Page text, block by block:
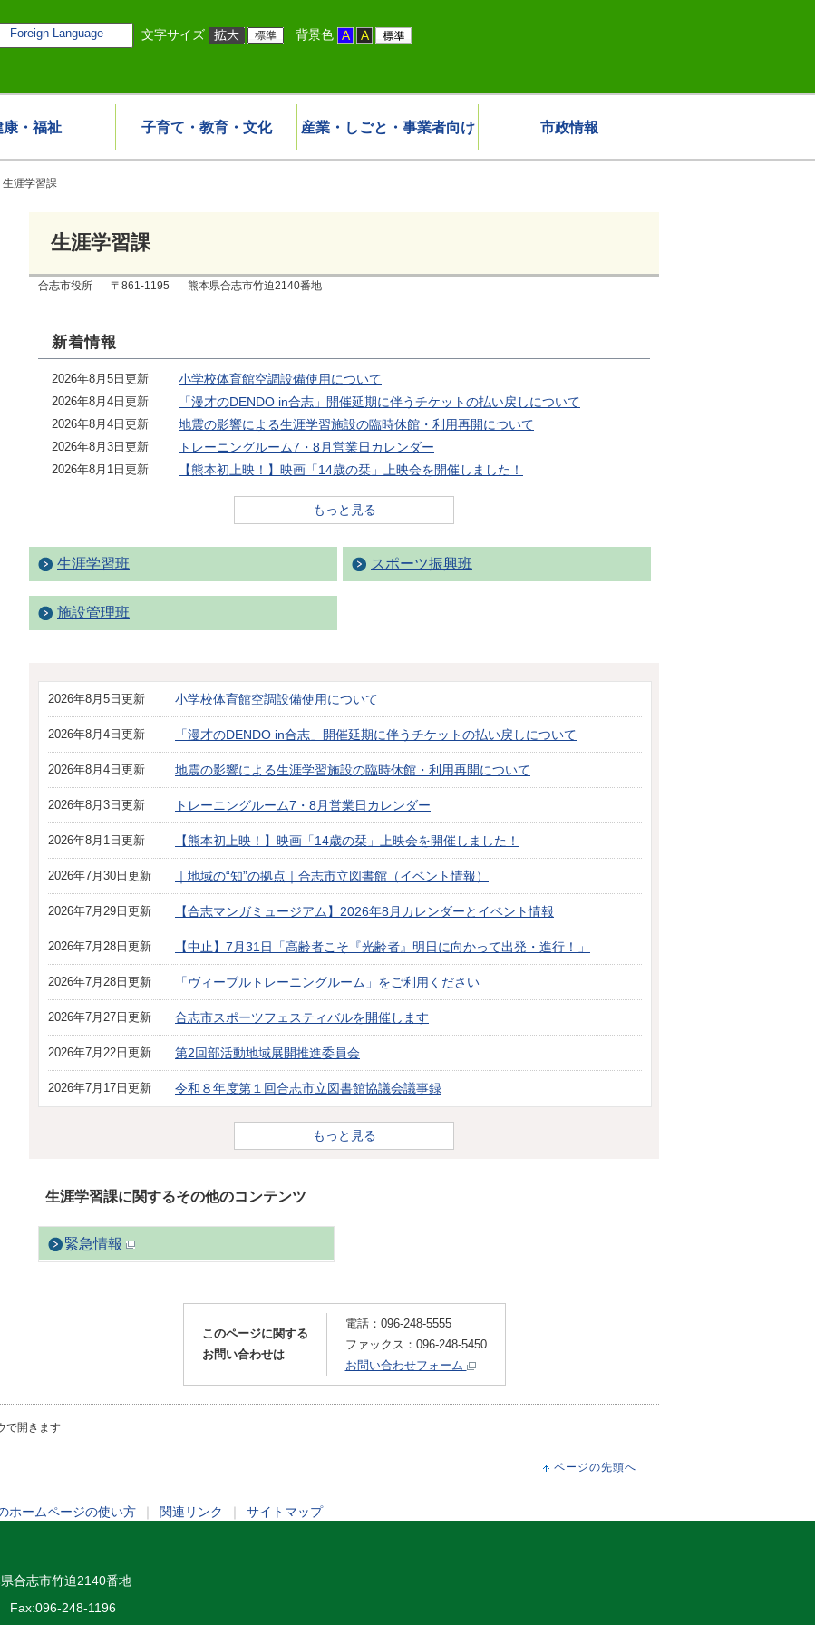
Foreign Language 文字サイズ 背景色
康・福祉 子育て・教育・文化 産業・しごと・事業者向け 市政情報
涯学習課
生涯学習課
合志市役所 〒861-1195 熊本県合志市竹迫2140番地
新着情報
2026年8月5日更新 小学校体育館空調設備使用について
2026年8月4日更新 「漫才のDENDO in合志」開催延期に伴うチケットの払い戻しについて
2026年8月4日更新 地震の影響による生涯学習施設の臨時休館・利用再開について
2026年8月3日更新 トレーニングルーム7・8月営業日カレンダー
2026年8月1日更新 【熊本初上映！】映画「14歳の栞」上映会を開催しました！
もっと見る
生涯学習班 スポーツ振興班
施設管理班
2026年8月5日更新 小学校体育館空調設備使用について
2026年8月4日更新 「漫才のDENDO in合志」開催延期に伴うチケットの払い戻しについて
2026年8月4日更新 地震の影響による生涯学習施設の臨時休館・利用再開について
2026年8月3日更新 トレーニングルーム7・8月営業日カレンダー
2026年8月1日更新 【熊本初上映！】映画「14歳の栞」上映会を開催しました！
2026年7月30日更新 ｜地域の“知”の拠点｜合志市立図書館（イベント情報）
2026年7月29日更新 【合志マンガミュージアム】2026年8月カレンダーとイベント情報
2026年7月28日更新 【中止】7月31日「高齢者こそ『光齢者』明日に向かって出発・進行！」
2026年7月28日更新 「ヴィーブルトレーニングルーム」をご利用ください
2026年7月27日更新 合志市スポーツフェスティバルを開催します
2026年7月22日更新 第2回部活動地域展開推進委員会
2026年7月17日更新 令和８年度第１回合志市立図書館協議会議事録
もっと見る
生涯学習課に関するその他のコンテンツ
緊急情報
このページに関する
お問い合わせは
電話：096-248-5555
ファックス：096-248-5450
お問い合わせフォーム
で開きます
ページの先頭へ
ホームページの使い方 関連リンク サイトマップ
合志市竹迫2140番地
Fax:096-248-1196